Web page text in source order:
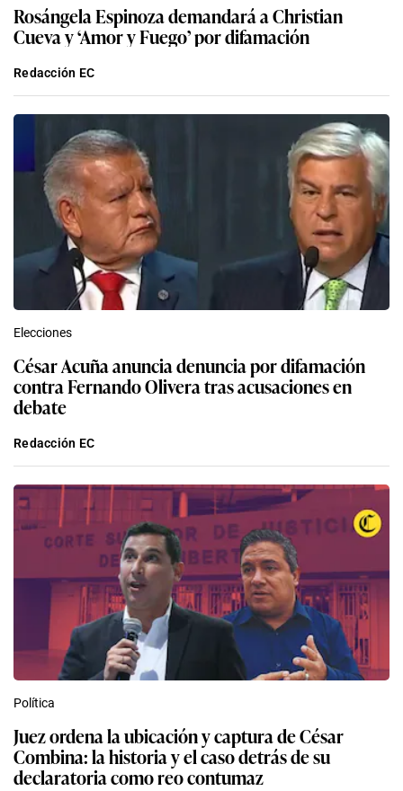
Rosángela Espinoza demandará a Christian
Cueva y ‘Amor y Fuego’ por difamación
Redacción EC
Elecciones
César Acuña anuncia denuncia por difamación
contra Fernando Olivera tras acusaciones en
debate
Redacción EC
Política
Juez ordena la ubicación y captura de César
Combina: la historia y el caso detrás de su
declaratoria como reo contumaz